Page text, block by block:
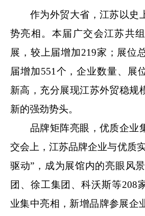
作为外贸大省，江苏以史
势亮相。本届广交会江苏共
展，较上届增加219家；展位
届增加551个，企业数量、展
新高，充分展现江苏外贸稳规
新的强劲势头。
品牌矩阵亮眼，优质企业
交会上，江苏品牌企业与优质
驱动”，成为展馆内的亮眼风
团、徐工集团、科沃斯等208
业集中亮相，新增品牌参展企